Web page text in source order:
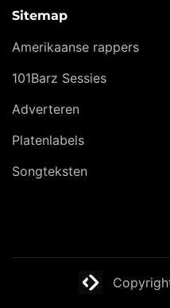
Sitemap
Amerikaanse rappers
101Barz Sessies
Adverteren
Platenlabels
Songteksten
Website